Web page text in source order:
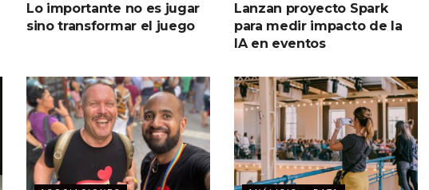
Lo importante no es jugar
sino transformar el juego
Lanzan proyecto Spark
para medir impacto de la
IA en eventos